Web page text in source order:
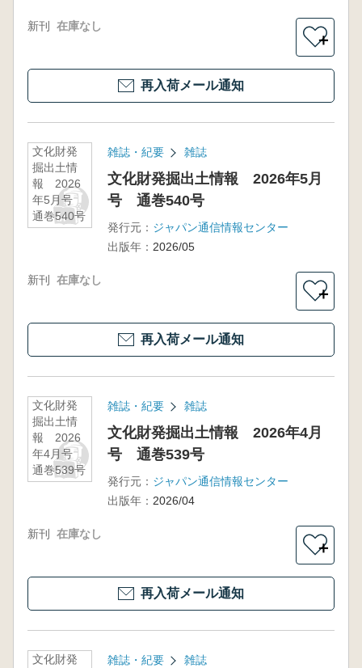
新刊 在庫なし
＋
再入荷メール通知
文化財発
掘出土情
報 2026
年5月号
通巻540号
雑誌・紀要 雑誌
文化財発掘出土情報 2026年5月
号 通巻540号
発行元： ジャパン通信情報センター
出版年： 2026/05
新刊 在庫なし
＋
再入荷メール通知
文化財発
掘出土情
報 2026
年4月号
通巻539号
雑誌・紀要 雑誌
文化財発掘出土情報 2026年4月
号 通巻539号
発行元： ジャパン通信情報センター
出版年： 2026/04
新刊 在庫なし
＋
再入荷メール通知
文化財発
雑誌・紀要 雑誌